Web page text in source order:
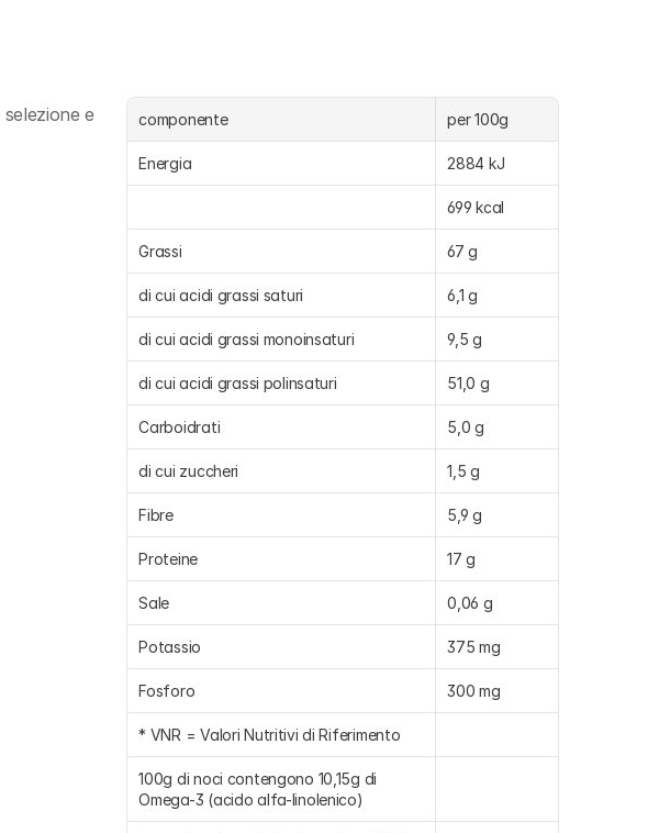
e
componente per 100g
Energia 2884 kJ
699 kcal
Grassi 67 g
di cui acidi grassi saturi 6,1 g
di cui acidi grassi monoinsaturi 9,5 g
di cui acidi grassi polinsaturi 51,0 g
Carboidrati 5,0 g
di cui zuccheri 1,5 g
Fibre 5,9 g
Proteine 17 g
Sale 0,06 g
Potassio 375 mg
Fosforo 300 mg
* VNR = Valori Nutritivi di Riferimento
100g di noci contengono 10,15g di
Omega-3 (acido alfa-linolenico)